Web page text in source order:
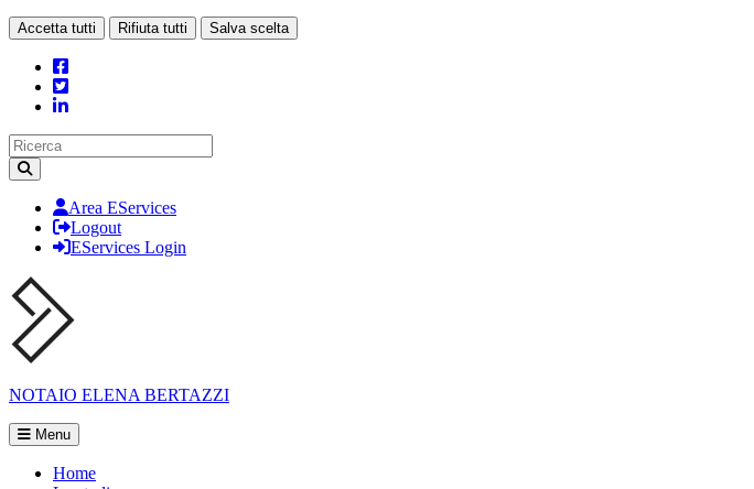
Accetta tutti Rifiuta tutti Salva scelta
Area EServices
Logout
EServices Login
NOTAIO ELENA BERTAZZI
Menu
Home